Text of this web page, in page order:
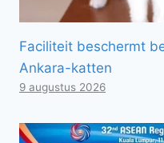
Faciliteit beschermt
Ankara-katten
9 augustus 2026